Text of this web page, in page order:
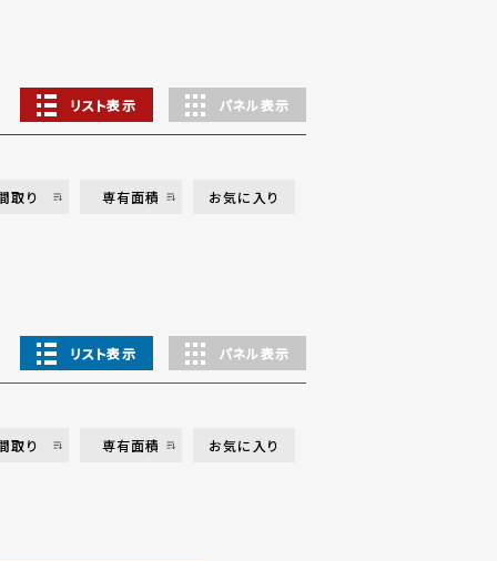
リスト表示 パネル表示
取り 専有面積 お気に入り
リスト表示 パネル表示
取り 専有面積 お気に入り